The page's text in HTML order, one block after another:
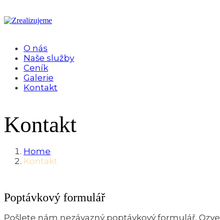
O nás
Naše služby
Ceník
Galerie
Kontakt
Kontakt
Home
Kontakt
Poptávkový formulář
Pošlete nám nezávazný poptávkový formulář.